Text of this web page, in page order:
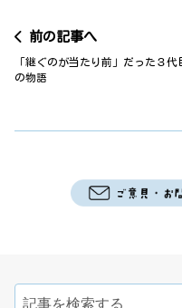
前の記事へ
「継ぐのが当たり前」だった３代
の物語